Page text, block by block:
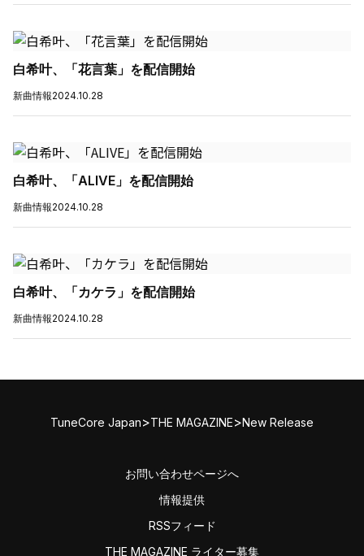
白希叶、「花言葉」を配信開始
新曲情報2024.10.28
白希叶、「ALIVE」を配信開始
新曲情報2024.10.28
白希叶、「カケラ」を配信開始
新曲情報2024.10.28
TuneCore Japan>THE MAGAZINE>New Release
お問い合わせページへ
情報提供
RSSフィード
THE MAGAZINE ライター募集